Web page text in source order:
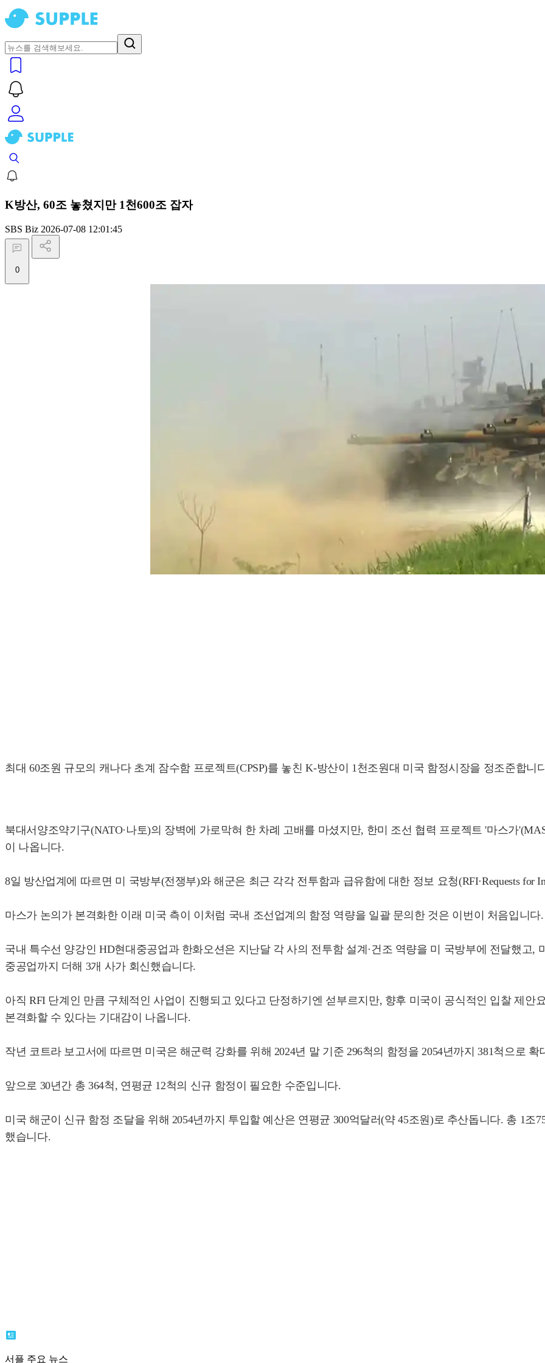
K방산, 60조 놓쳤지만 1천600조 잡자
SBS Biz 2026-07-08 12:01:45
0
최대 60조원 규모의 캐나다 초계 잠수함 프로젝트(CPSP)를 놓친 K-방산이 1천조원대 미국 함정시장을 정조준합니
북대서양조약기구(NATO·나토)의 장벽에 가로막혀 한 차례 고배를 마셨지만, 한미 조선 협력 프로젝트 '마스가
이 나옵니다.
8일 방산업계에 따르면 미 국방부(전쟁부)와 해군은 최근 각각 전투함과 급유함에 대한 정보 요청(RFI·Requests for
마스가 논의가 본격화한 이래 미국 측이 이처럼 국내 조선업계의 함정 역량을 일괄 문의한 것은 이번이 처음입니
국내 특수선 양강인 HD현대중공업과 한화오션은 지난달 각 사의 전투함 설계·건조 역량을 미 국방부에 전달했고,
중공업까지 더해 3개 사가 회신했습니다.
아직 RFI 단계인 만큼 구체적인 사업이 진행되고 있다고 단정하기엔 섣부르지만, 향후 미국이 공식적인 입찰 제안요
본격화할 수 있다는 기대감이 나옵니다.
작년 코트라 보고서에 따르면 미국은 해군력 강화를 위해 2024년 말 기준 296척의 함정을 2054년까지 381척으로
앞으로 30년간 총 364척, 연평균 12척의 신규 함정이 필요한 수준입니다.
미국 해군이 신규 함정 조달을 위해 2054년까지 투입할 예산은 연평균 300억달러(약 45조원)로 추산돕니다. 총 1조
했습니다.
서플 주요 뉴스